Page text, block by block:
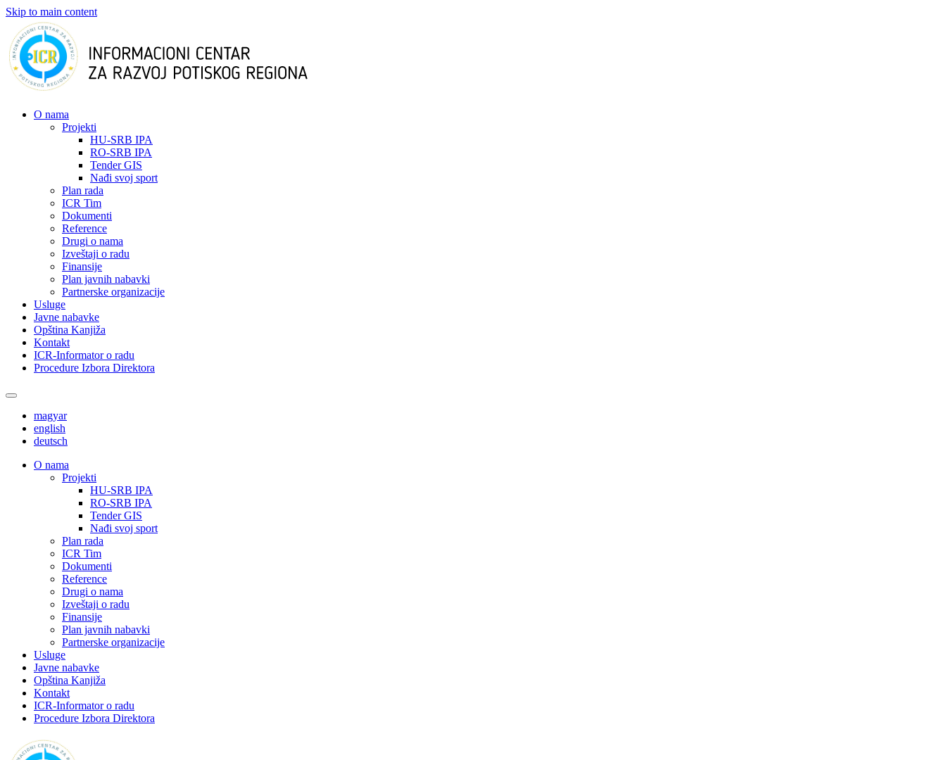
Skip to main content
О nama
Projekti
HU-SRB IPA
RO-SRB IPA
Tender GIS
Nađi svoj sport
Plan rada
ICR Tim
Dokumenti
Reference
Drugi o nama
Izveštaji o radu
Finansije
Plan javnih nabavki
Partnerske organizacije
Usluge
Javne nabavke
Opština Kanjiža
Kontakt
ICR-Informator o radu
Procedure Izbora Direktora
magyar
english
deutsch
О nama
Projekti
HU-SRB IPA
RO-SRB IPA
Tender GIS
Nađi svoj sport
Plan rada
ICR Tim
Dokumenti
Reference
Drugi o nama
Izveštaji o radu
Finansije
Plan javnih nabavki
Partnerske organizacije
Usluge
Javne nabavke
Opština Kanjiža
Kontakt
ICR-Informator o radu
Procedure Izbora Direktora